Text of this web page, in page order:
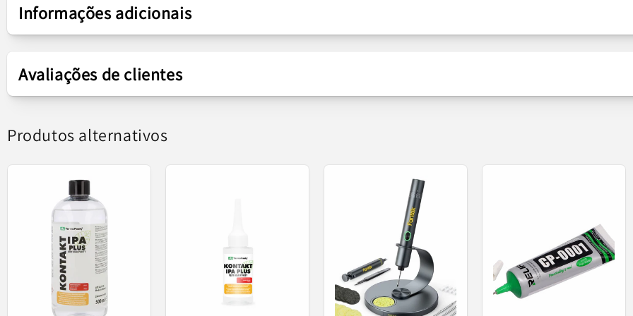
Gama de produtos RL-729A
Tipo de produto
Embalagem
Informações adicionais
em qualquer tipo de intervenção eletrônica. Com um design moderno de fibra de carbono, estas
mas ao mesmo tempo resistentes à corrosão e a solicitações mecânicas. O modelo é ergonomicamente
garantindo uma pegada confortável e um controle preciso mesmo durante trabalhos prolongados. Cada
permitindo que você escolha rapidamente a chave de fenda adequada para a operação desejada. RL-
que impede a queda dos parafusos e facilita o trabalho em áreas de difícil acesso. O rolamento
foi testado em mais de 10.000 ciclos, oferecendo rotações suaves e sem bloqueios, com
Avaliações de clientes
Escrever uma avaliação
Produtos alternativos